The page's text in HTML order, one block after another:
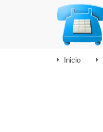
Inicio